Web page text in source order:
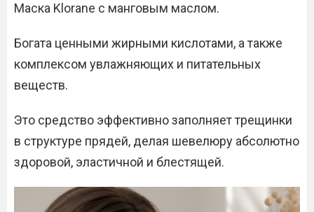
Маска Klorane с манговым маслом.
Богата ценными жирными кислотами, а также
комплексом увлажняющих и питательных
веществ.
Это средство эффективно заполняет трещинки
в структуре прядей, делая шевелюру абсолютно
здоровой, эластичной и блестящей.